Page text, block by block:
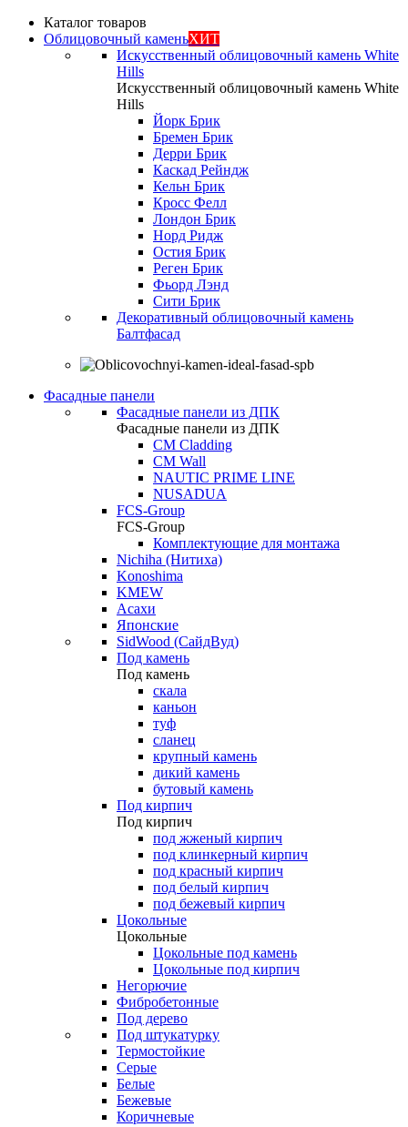
Каталог товаров
Облицовочный каменьХИТ
Искусственный облицовочный камень White
Hills
Искусственный облицовочный камень White
Hills
Йорк Брик
Бремен Брик
Дерри Брик
Каскад Рейндж
Кельн Брик
Кросс Фелл
Лондон Брик
Норд Ридж
Остия Брик
Реген Брик
Фьорд Лэнд
Сити Брик
Декоративный облицовочный камень
Балтфасад
Фасадные панели
Фасадные панели из ДПК
Фасадные панели из ДПК
CM Cladding
CM Wall
NAUTIC PRIME LINE
NUSADUA
FCS-Group
FCS-Group
Комплектующие для монтажа
Nichiha (Нитиха)
Konoshima
KMEW
Асахи
Японские
SidWood (СайдВуд)
Под камень
Под камень
скала
каньон
туф
сланец
крупный камень
дикий камень
бутовый камень
Под кирпич
Под кирпич
под жженый кирпич
под клинкерный кирпич
под красный кирпич
под белый кирпич
под бежевый кирпич
Цокольные
Цокольные
Цокольные под камень
Цокольные под кирпич
Негорючие
Фибробетонные
Под дерево
Под штукатурку
Термостойкие
Серые
Белые
Бежевые
Коричневые